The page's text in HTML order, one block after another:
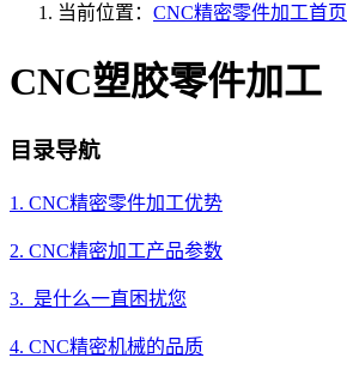
当前位置： CNC精密零件加工首页
CNC塑胶零件加工
目录导航
1. CNC精密零件加工优势
2. CNC精密加工产品参数
3. 是什么一直困扰您
4. CNC精密机械的品质